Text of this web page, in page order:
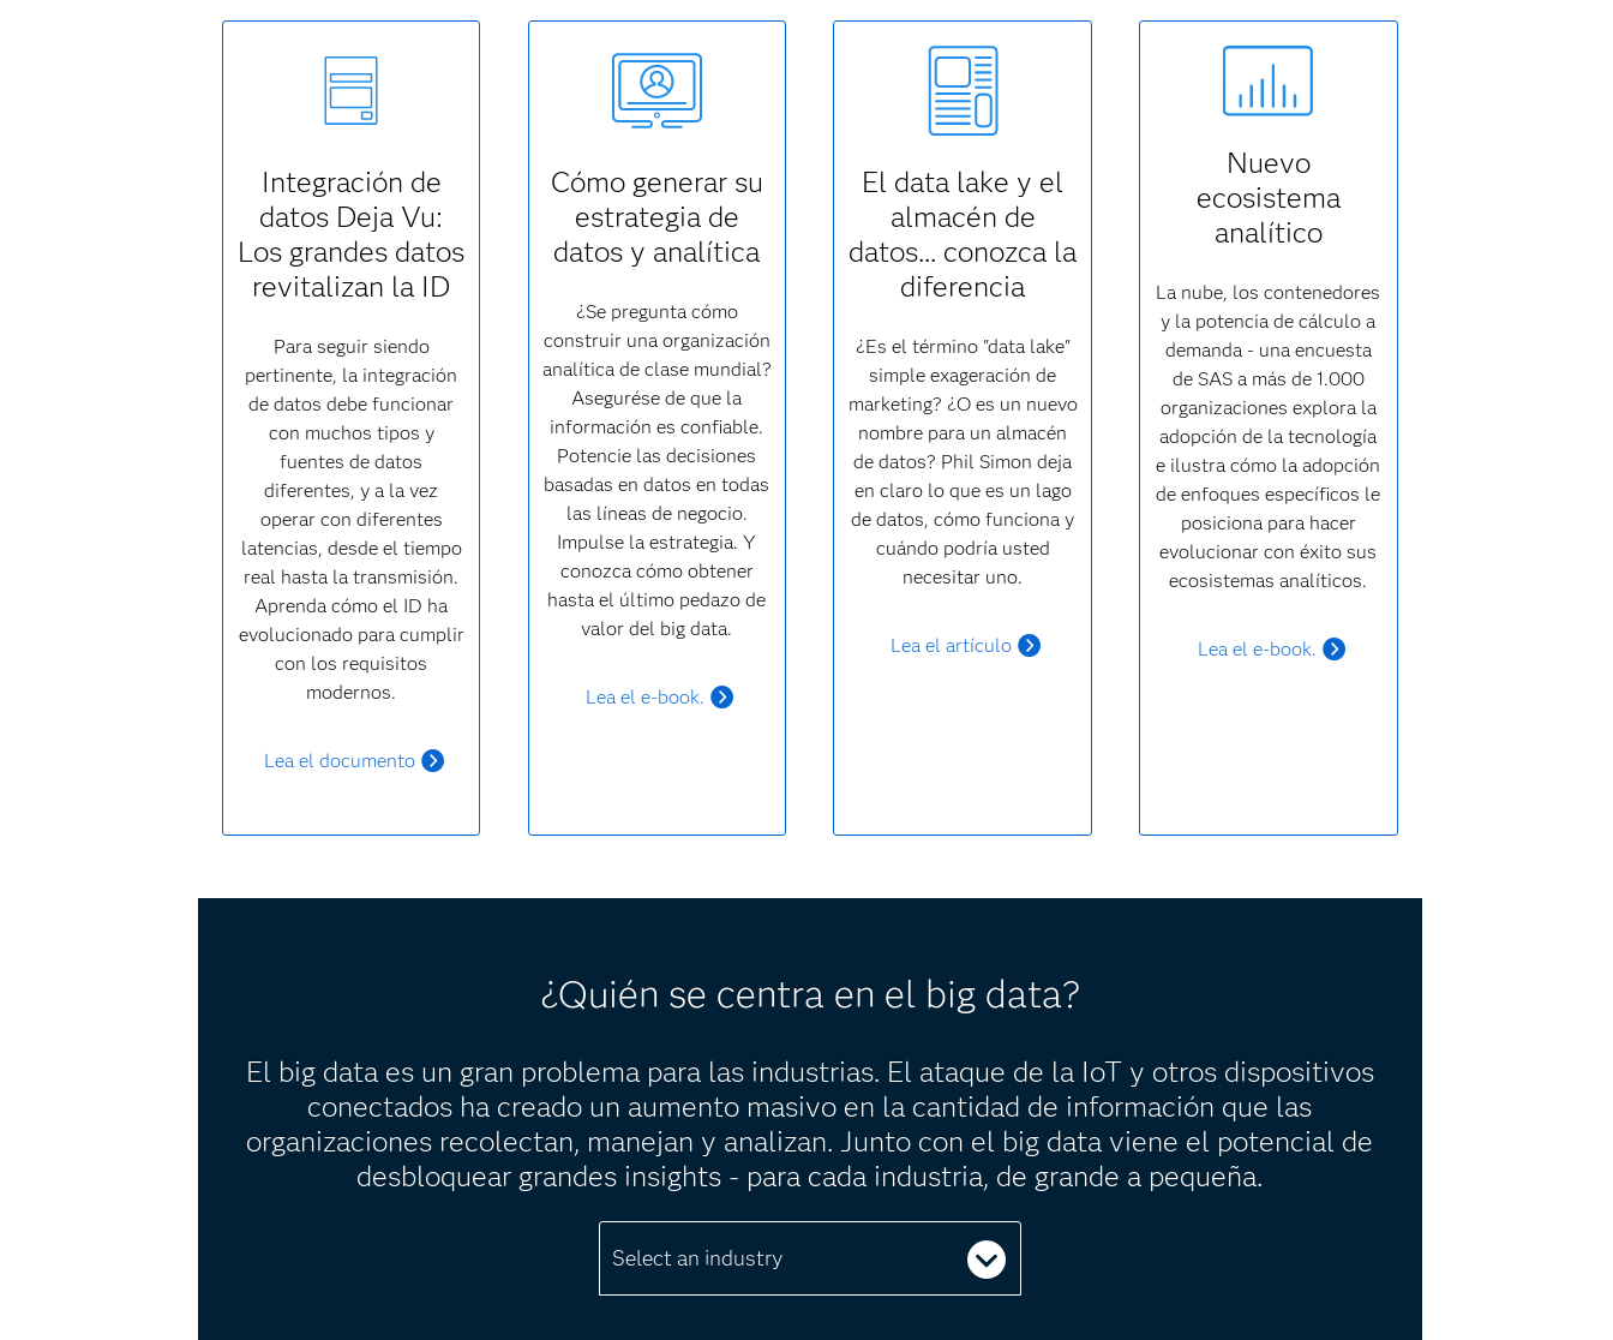
Integración de
datos Deja Vu:
Los grandes datos
revitalizan la ID
Para seguir siendo
pertinente, la integración
de datos debe funcionar
con muchos tipos y
fuentes de datos
diferentes, y a la vez
operar con diferentes
latencias, desde el tiempo
real hasta la transmisión.
Aprenda cómo el ID ha
evolucionado para cumplir
con los requisitos
modernos.
Lea el documento
Cómo generar su
estrategia de
datos y analítica
¿Se pregunta cómo
construir una organización
analítica de clase mundial?
Asegurése de que la
información es confiable.
Potencie las decisiones
basadas en datos en todas
las líneas de negocio.
Impulse la estrategia. Y
conozca cómo obtener
hasta el último pedazo de
valor del big data.
Lea el e-book.
El data lake y el
almacén de
datos... conozca la
diferencia
¿Es el término "data lake"
simple exageración de
marketing? ¿O es un nuevo
nombre para un almacén
de datos? Phil Simon deja
en claro lo que es un lago
de datos, cómo funciona y
cuándo podría usted
necesitar uno.
Lea el artículo
Nuevo
ecosistema
analítico
La nube, los contenedores
y la potencia de cálculo a
demanda - una encuesta
de SAS a más de 1.000
organizaciones explora la
adopción de la tecnología
e ilustra cómo la adopción
de enfoques específicos le
posiciona para hacer
evolucionar con éxito sus
ecosistemas analíticos.
Lea el e-book.
¿Quién se centra en el big data?
El big data es un gran problema para las industrias. El ataque de la IoT y otros dispositivos
conectados ha creado un aumento masivo en la cantidad de información que las
organizaciones recolectan, manejan y analizan. Junto con el big data viene el potencial de
desbloquear grandes insights - para cada industria, de grande a pequeña.
Select an industry